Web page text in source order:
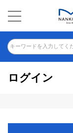
キーワードを入力してく
ログイン